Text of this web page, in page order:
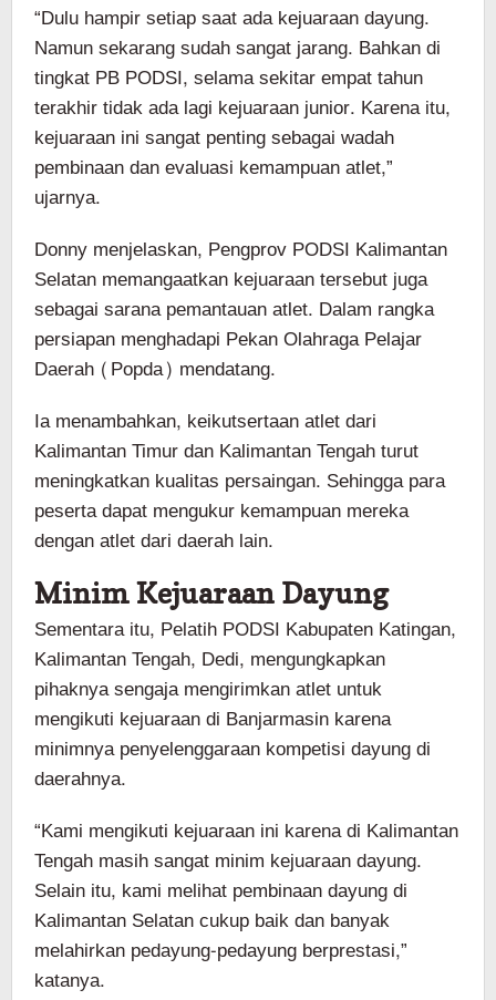
“Dulu hampir setiap saat ada kejuaraan dayung.
Namun sekarang sudah sangat jarang. Bahkan di
tingkat PB PODSI, selama sekitar empat tahun
terakhir tidak ada lagi kejuaraan junior. Karena itu,
kejuaraan ini sangat penting sebagai wadah
pembinaan dan evaluasi kemampuan atlet,”
ujarnya.
Donny menjelaskan, Pengprov PODSI Kalimantan
Selatan memangaatkan kejuaraan tersebut juga
sebagai sarana pemantauan atlet. Dalam rangka
persiapan menghadapi Pekan Olahraga Pelajar
Daerah (Popda) mendatang.
Ia menambahkan, keikutsertaan atlet dari
Kalimantan Timur dan Kalimantan Tengah turut
meningkatkan kualitas persaingan. Sehingga para
peserta dapat mengukur kemampuan mereka
dengan atlet dari daerah lain.
Minim Kejuaraan Dayung
Sementara itu, Pelatih PODSI Kabupaten Katingan,
Kalimantan Tengah, Dedi, mengungkapkan
pihaknya sengaja mengirimkan atlet untuk
mengikuti kejuaraan di Banjarmasin karena
minimnya penyelenggaraan kompetisi dayung di
daerahnya.
“Kami mengikuti kejuaraan ini karena di Kalimantan
Tengah masih sangat minim kejuaraan dayung.
Selain itu, kami melihat pembinaan dayung di
Kalimantan Selatan cukup baik dan banyak
melahirkan pedayung-pedayung berprestasi,”
katanya.